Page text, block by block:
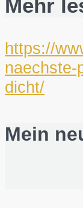
Mehr
https://
naechste-
dicht/
Mein